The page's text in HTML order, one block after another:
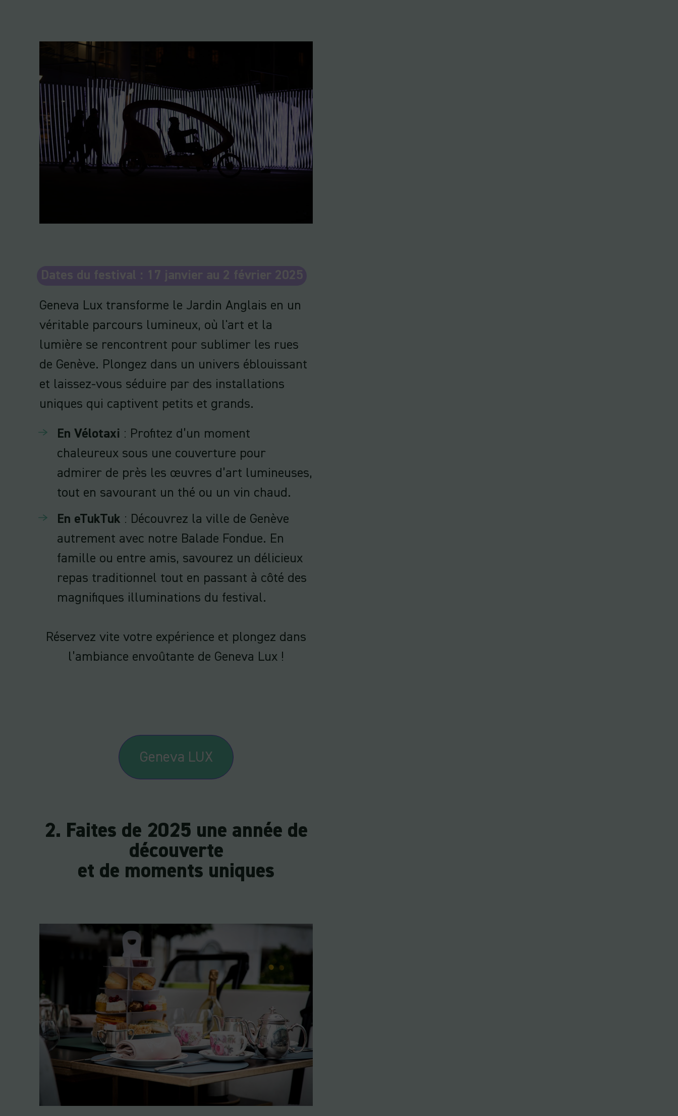
Dates du festival : 17 janvier au 2 février 2025
Geneva Lux transforme le Jardin Anglais en un
véritable parcours lumineux, où l'art et la
lumière se rencontrent pour sublimer les rues
de Genève. Plongez dans un univers éblouissant
et laissez-vous séduire par des installations
uniques qui captivent petits et grands.
En Vélotaxi : Profitez d’un moment
chaleureux sous une couverture pour
admirer de près les œuvres d’art lumineuses,
tout en savourant un thé ou un vin chaud.
En eTukTuk : Découvrez la ville de Genève
autrement avec notre Balade Fondue. En
famille ou entre amis, savourez un délicieux
repas traditionnel tout en passant à côté des
magnifiques illuminations du festival.
Réservez vite votre expérience et plongez dans
l’ambiance envoûtante de Geneva Lux !
Geneva LUX
2. Faites de 2025 une année de
découverte
et de moments uniques